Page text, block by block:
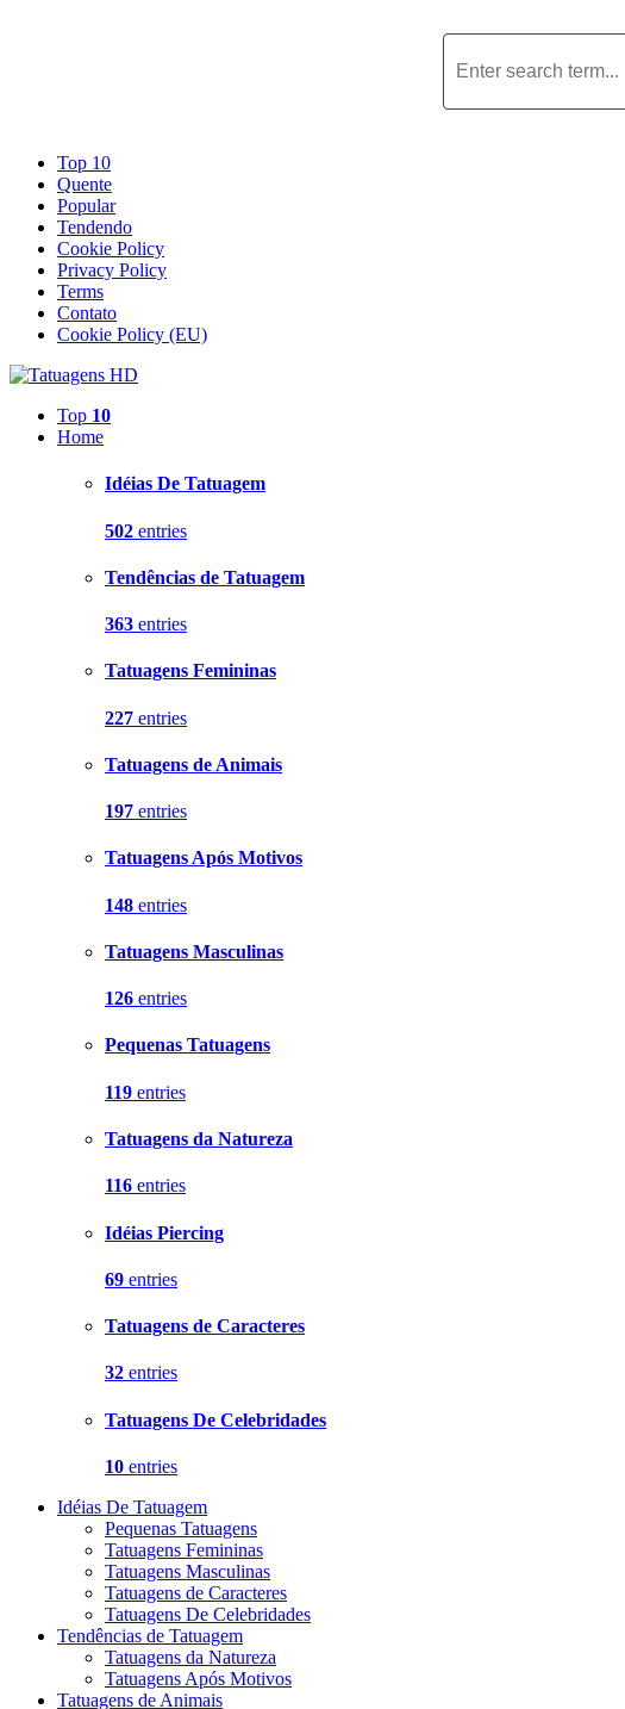
Top 10
Quente
Popular
Tendendo
Cookie Policy
Privacy Policy
Terms
Contato
Cookie Policy (EU)
Top 10
Home
Idéias De Tatuagem
502 entries
Tendências de Tatuagem
363 entries
Tatuagens Femininas
227 entries
Tatuagens de Animais
197 entries
Tatuagens Após Motivos
148 entries
Tatuagens Masculinas
126 entries
Pequenas Tatuagens
119 entries
Tatuagens da Natureza
116 entries
Idéias Piercing
69 entries
Tatuagens de Caracteres
32 entries
Tatuagens De Celebridades
10 entries
Idéias De Tatuagem
Pequenas Tatuagens
Tatuagens Femininas
Tatuagens Masculinas
Tatuagens de Caracteres
Tatuagens De Celebridades
Tendências de Tatuagem
Tatuagens da Natureza
Tatuagens Após Motivos
Tatuagens de Animais